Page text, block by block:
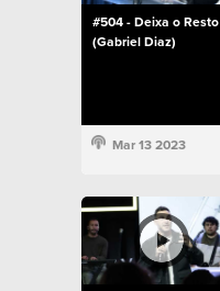
#504 - Deixa o Resto
(Gabriel Diaz)
Mar 13 2023